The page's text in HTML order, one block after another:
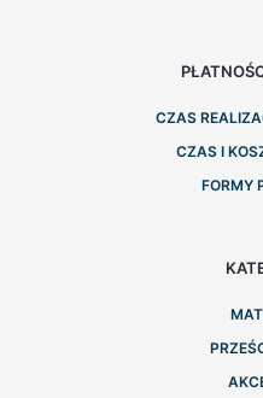
CZAS
CZAS I
FORMY